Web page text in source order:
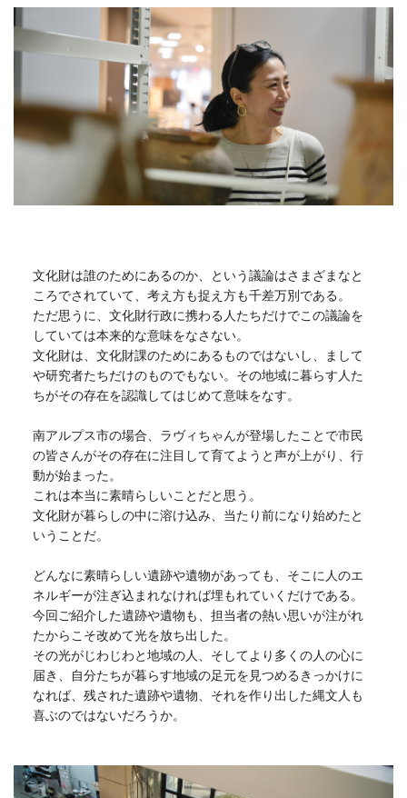
文化財は誰のためにあるのか、という議論はさまざまなと
ころでされていて、考え方も捉え方も千差万別である。
ただ思うに、文化財行政に携わる人たちだけでこの議論を
していては本来的な意味をなさない。
文化財は、文化財課のためにあるものではないし、まして
や研究者たちだけのものでもない。その地域に暮らす人た
ちがその存在を認識してはじめて意味をなす。
南アルプス市の場合、ラヴィちゃんが登場したことで市民
の皆さんがその存在に注目して育てようと声が上がり、行
動が始まった。
これは本当に素晴らしいことだと思う。
文化財が暮らしの中に溶け込み、当たり前になり始めたと
いうことだ。
どんなに素晴らしい遺跡や遺物があっても、そこに人のエ
ネルギーが注ぎ込まれなければ埋もれていくだけである。
今回ご紹介した遺跡や遺物も、担当者の熱い思いが注がれ
たからこそ改めて光を放ち出した。
その光がじわじわと地域の人、そしてより多くの人の心に
届き、自分たちが暮らす地域の足元を見つめるきっかけに
なれば、残された遺跡や遺物、それを作り出した縄文人も
喜ぶのではないだろうか。